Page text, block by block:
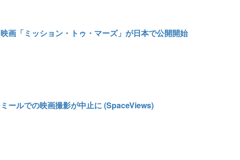
映画「ミッション・トゥ・マーズ」が日本で公開開始
ミールでの映画撮影が中止に (SpaceViews)